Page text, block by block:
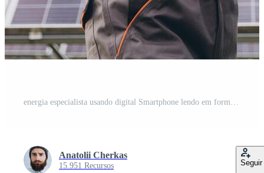
Anatolii Cherkas
15.951 Recursos Seguir